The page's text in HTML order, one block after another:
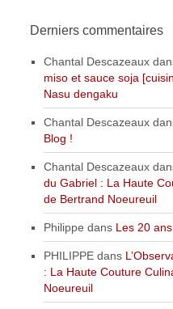
Derniers commentaires
Chantal Descazeaux
miso et sauce soja
Nasu dengaku
Chantal Descazeaux
Blog !
Chantal Descazeaux
du Gabriel : La Haute
de Bertrand Noeureuil
Philippe dans Les 20
PHILIPPE dans
: La Haute Couture
Noeureuil